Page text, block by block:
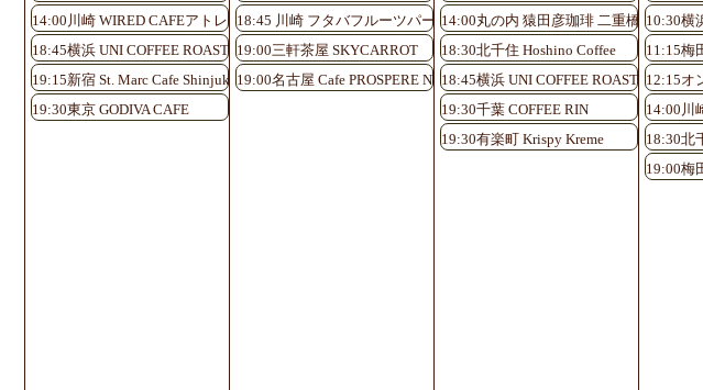
14:00川崎 WIRED CAFEアトレ川崎店
18:45横浜 UNI COFFEE ROASTERY
19:15新宿 St. Marc Cafe Shinjuku Shinminami-guchi
19:30東京 GODIVA CAFE
18:45 川崎 フタバフルーツパーラー アトレ川崎店
19:00三軒茶屋 SKYCARROT
19:00名古屋 Cafe PROSPERE Nayabashi
14:00丸の内 猿田彦珈琲 二重橋前駅店
18:30北千住 Hoshino Coffee
18:45横浜 UNI COFFEE ROASTERY
19:30千葉 COFFEE RIN
19:30有楽町 Krispy Kreme
10:30横
11:15梅
12:15オ
14:00川
18:30北
19:00梅